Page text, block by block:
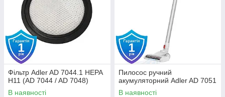
Фільтр Adler AD 7044.1 HEPA
H11 (AD 7044 / AD 7048)
В наявності
Пилосос ручний
акумуляторний Adler AD 7051
В наявності